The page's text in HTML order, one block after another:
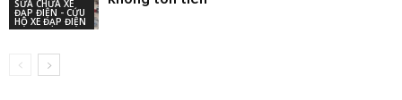
SỬA CHỮA XE
ĐẠP ĐIỆN - CỨU
HỘ XE ĐẠP ĐIỆN